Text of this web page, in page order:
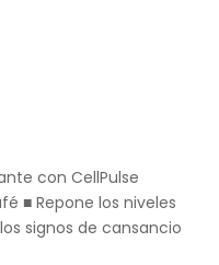
con CellPulse
■ Repone los niveles
signos de cansancio